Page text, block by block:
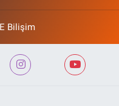
Bilişim